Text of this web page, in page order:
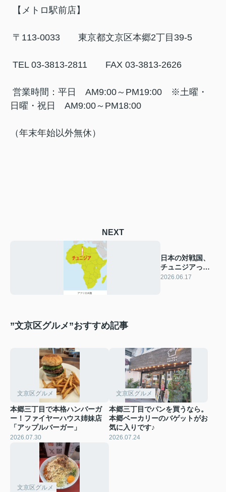
【メトロ駅前店】
〒113-0033 東京都文京区本郷2丁目39-5
TEL 03-3813-2811 FAX 03-3813-2626
営業時間：平日 AM9:00～PM19:00 ※土曜・
日曜・祝日 AM9:00～PM18:00
（年末年始以外無休）
NEXT
日本の対戦国、
チュニジアって
どんな国なの？
2026.06.17
”文京区グルメ”おすすめ記事
文京区グルメ
本郷三丁目で本格ハンバーガ
ー！ファイヤーハウス姉妹店
「アップルバーガー」
2026.07.30
文京区グルメ
本郷三丁目でパンを買うなら。
本郷ベーカリーのバゲットがお
気に入りです♪
2026.07.24
文京区グルメ